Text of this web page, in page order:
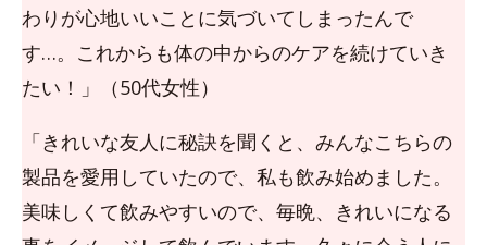
わりが心地いいことに気づいてしまったんで
す…。これからも体の中からのケアを続けていき
たい！」（50代女性）
「きれいな友人に秘訣を聞くと、みんなこちらの
製品を愛用していたので、私も飲み始めました。
美味しくて飲みやすいので、毎晩、きれいになる